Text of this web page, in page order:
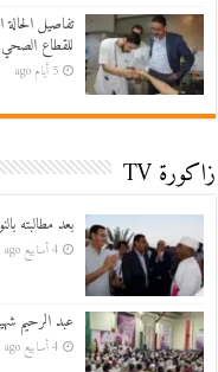
تفاصيل
للقطاع الصحي
5 أيام ago
زاكورة TV
بعد مطالبته
4 أسابيع ago
عبد الرحيم
4 أسابيع ago